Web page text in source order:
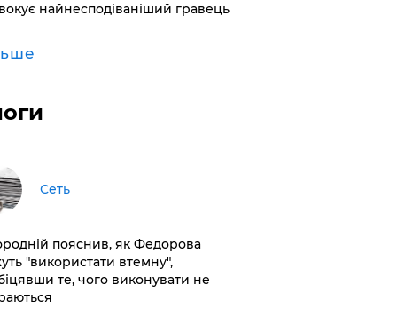
найнесподіваніший гравець
Сеть
пояснив, як Федорова
"використати втемну",
те, чого виконувати не